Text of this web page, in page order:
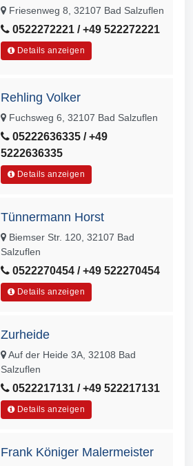
Friesenweg 8, 32107 Bad Salzuflen
0522272221 / +49 522272221
Details anzeigen
Rehling Volker
Fuchsweg 6, 32107 Bad Salzuflen
05222636335 / +49
5222636335
Details anzeigen
Tünnermann Horst
Biemser Str. 120, 32107 Bad
Salzuflen
0522270454 / +49 522270454
Details anzeigen
Zurheide
Auf der Heide 3A, 32108 Bad
Salzuflen
0522217131 / +49 522217131
Details anzeigen
Frank Königer Malermeister